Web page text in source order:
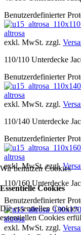
Benutzerdefinierter
altrosa
exkl. MwSt. zzgl.
110/110 Unterdecke
Benutzerdefinierter
altrosa
exkl. MwSt. zzgl.
110/140 Unterdecke
Benutzerdefinierter
altrosa
exkl. MwSt. zzgl.
110/160 Unterdecke
Benutzerdefinierter
altrosa
exkl. MwSt. zzgl.
Wir benutzen Cookies
Essentielle Cookies
Die essentiellen
essentiellen Cookies